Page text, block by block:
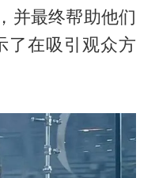
并最终帮助他们
了在吸引观众方